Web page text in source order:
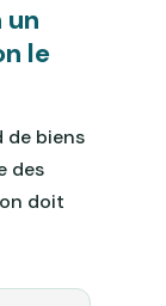
un
le
de biens
des
doit